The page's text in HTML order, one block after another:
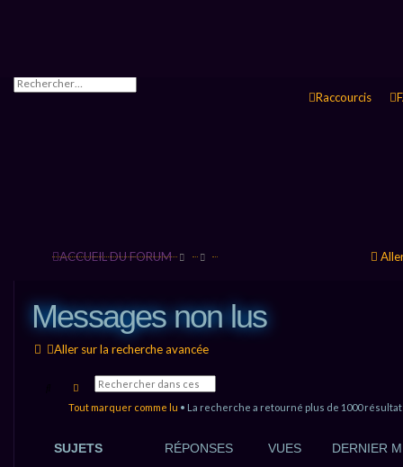
Raccourcis
ACCUEIL DU FORUM
Messages non lus
Aller sur la recherche avancée
E
Tout marquer comme lu • La recherche a retourné plus de 1000
SUJETS RÉPONSES VUES DERNIER